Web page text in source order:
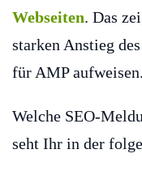
Webseiten. Das
starken Anstieg
für AMP aufweisen.
Welche SEO-
seht Ihr in der